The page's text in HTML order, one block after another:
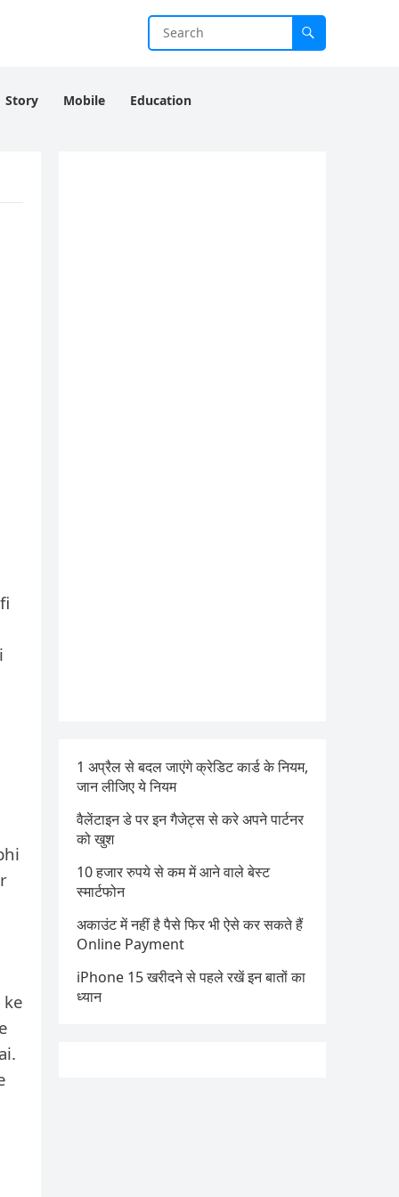
Story Mobile Education
ke
1 अप्रैल से बदल जाएंगे क्रेडिट कार्ड के नियम,
जान लीजिए ये नियम
वैलेंटाइन डे पर इन गैजेट्स से करे अपने पार्टनर
को खुश
10 हजार रुपये से कम में आने वाले बेस्ट
स्मार्टफोन
अकाउंट में नहीं है पैसे फिर भी ऐसे कर सकते हैं
Online Payment
iPhone 15 खरीदने से पहले रखें इन बातों का
ध्यान